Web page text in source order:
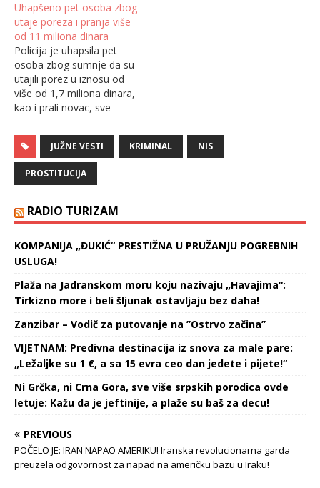
Markus Rašford, Džejdon
Sančo i Bukajo Saka bili su
na meti napada nakon što
u finalu Evropskog
prvenstva nisu realizovali
penale posle kojih je
Engleska poražena od
Italije. Šef policijske…
Uhapšeno pet osoba zbog
utaje poreza i pranja više
od 11 miliona dinara
Policija je uhapsila pet
osoba zbog sumnje da su
utajili porez u iznosu od
više od 1,7 miliona dinara,
kao i prali novac, sve
preko 11 miliona dinara i
na taj način oštetili budžet
Srbije, saopštila je danas
Poreska uprava. Kako je
je…
JUŽNE VESTI KRIMINAL NIS
PROSTITUCIJA
RADIO TURIZAM
KOMPANIJA „ĐUKIĆ“ PRESTIŽNA U PRUŽANJU POGREBNIH
USLUGA!
Plaža na Jadranskom moru koju nazivaju „Havajima“:
Tirkizno more i beli šljunak ostavljaju bez daha!
Zanzibar – Vodič za putovanje na ’’Ostrvo začina’’
VIJETNAM: Predivna destinacija iz snova za male pare:
„Ležaljke su 1 €, a sa 15 evra ceo dan jedete i pijete!“
Ni Grčka, ni Crna Gora, sve više srpskih porodica ovde
letuje: Kažu da je jeftinije, a plaže su baš za decu!
PREVIOUS
POČELO JE: IRAN NAPAO AMERIKU! Iranska revolucionarna garda
preuzela odgovornost za napad na američku bazu u Iraku!